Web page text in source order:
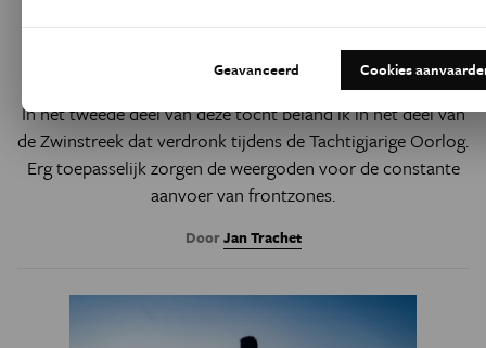
Verdronken & verzopen
In het tweede deel van deze tocht beland ik in het deel van
de Zwinstreek dat verdronk tijdens de Tachtigjarige Oorlog.
Erg toepasselijk zorgen de weergoden voor de constante
aanvoer van frontzones.
DoorJan Trachet
Geavanceerd Cookies